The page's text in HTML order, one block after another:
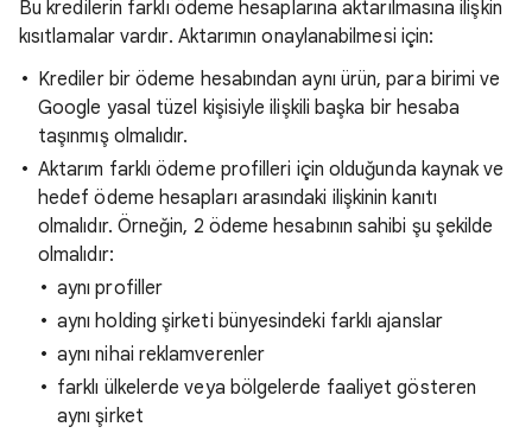
Bu kredilerin farklı ödeme hesaplarına aktarılmasına ilişkin
kısıtlamalar vardır. Aktarımın onaylanabilmesi için:
Krediler bir ödeme hesabından aynı ürün, para birimi ve
Google yasal tüzel kişisiyle ilişkili başka bir hesaba
taşınmış olmalıdır.
Aktarım farklı ödeme profilleri için olduğunda kaynak ve
hedef ödeme hesapları arasındaki ilişkinin kanıtı
olmalıdır. Örneğin, 2 ödeme hesabının sahibi şu şekilde
olmalıdır:
aynı profiller
aynı holding şirketi bünyesindeki farklı ajanslar
aynı nihai reklamverenler
farklı ülkelerde veya bölgelerde faaliyet gösteren
aynı şirket